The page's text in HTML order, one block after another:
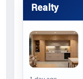
Realty